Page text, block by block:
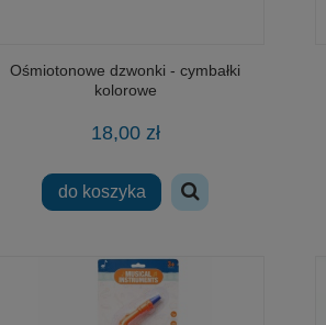
Ośmiotonowe dzwonki - cymbałki
kolorowe
18,00 zł
do koszyka